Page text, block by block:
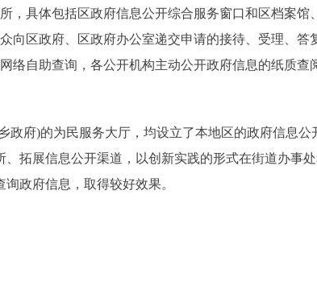
具体包括区政府信息公开综合服务窗口和区档案馆
向区政府、区政府办公室递交申请的接待、受理、答
络自助查询，各公开机构主动公开政府信息的纸质查
府)的为民服务大厅，均设立了本地区的政府信息公
拓展信息公开渠道，以创新实践的形式在街道办事
政府信息，取得较好效果。